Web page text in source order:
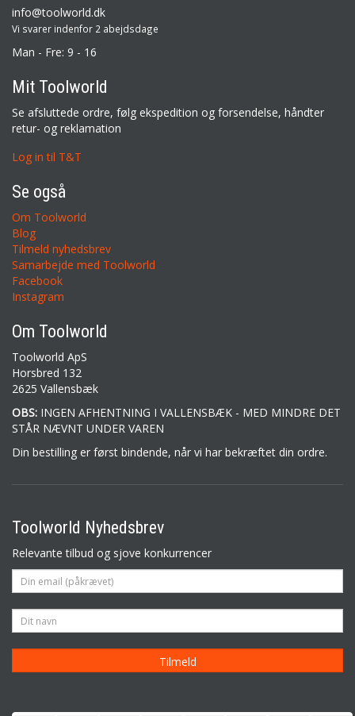
info@toolworld.dk
Vi svarer indenfor 2 abejdsdage
Man - Fre: 9 - 16
Mit Toolworld
Se afsluttede ordre, følg ekspedition og forsendelse, håndter
retur- og reklamation
Log in til T&T
Se også
Om Toolworld
Blog
Tilmeld nyhedsbrev
Samarbejde med Toolworld
Facebook
Instagram
Om Toolworld
Toolworld ApS
Horsbred 132
2625 Vallensbæk
OBS: INGEN AFHENTNING I VALLENSBÆK - MED MINDRE DET
STÅR NÆVNT UNDER VAREN
Din bestilling er først bindende, når vi har bekræftet din ordre.
Toolworld Nyhedsbrev
Relevante tilbud og sjove konkurrencer